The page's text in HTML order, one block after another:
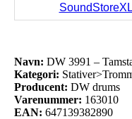
Navn: DW 3991 –
Kategori:
Producent: DW drums
Varenummer: 163010
EAN: 647139382890